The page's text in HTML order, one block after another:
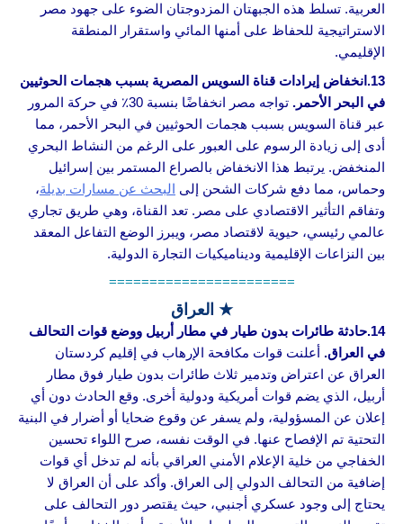
العربية. تسلط هذه الجبهتان المزدوجتان الضوء على جهود مصر
الاستراتيجية للحفاظ على أمنها المائي واستقرار المنطقة
الإقليمي.
13.انخفاض إيرادات قناة السويس المصرية بسبب هجمات الحوثيين
في البحر الأحمر.
تواجه مصر انخفاضًا بنسبة 30٪ في حركة المرور
عبر قناة السويس بسبب هجمات الحوثيين في البحر الأحمر، مما
أدى إلى زيادة الرسوم على العبور على الرغم من النشاط البحري
المنخفض. يرتبط هذا الانخفاض بالصراع المستمر بين إسرائيل
وحماس، مما دفع شركات الشحن إلى البحث عن مسارات بديلة،
وتفاقم التأثير الاقتصادي على مصر. تعد القناة، وهي طريق تجاري
عالمي رئيسي، حيوية لاقتصاد مصر، ويبرز الوضع التفاعل المعقد
بين النزاعات الإقليمية وديناميكيات التجارة الدولية.
=======================
★ العراق
14.حادثة طائرات بدون طيار في مطار أربيل ووضع قوات التحالف
في العراق. أعلنت قوات مكافحة الإرهاب في إقليم كردستان
العراق عن اعتراض وتدمير ثلاث طائرات بدون طيار فوق مطار
أربيل، الذي يضم قوات أمريكية ودولية أخرى. وقع الحادث دون أي
إعلان عن المسؤولية، ولم يسفر عن وقوع ضحايا أو أضرار في البنية
التحتية تم الإفصاح عنها. في الوقت نفسه، صرح اللواء تحسين
الخفاجي من خلية الإعلام الأمني العراقي بأنه لم تدخل أي قوات
إضافية من التحالف الدولي إلى العراق. وأكد على أن العراق لا
يحتاج إلى وجود عسكري أجنبي، حيث يقتصر دور التحالف على